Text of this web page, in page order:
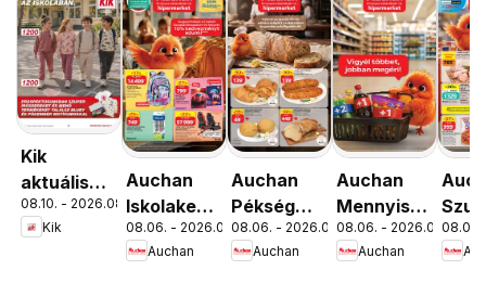
Kik
aktuális
akciós
újság
08.10. - 2026.08.16.
Kik
Auchan
Iskolakezdés
ajánlatok
08.06. - 2026.08.19.
Auchan
Auchan
Pékség
ajánlataink
08.06. - 2026.08.12.
Auchan
Auchan
Mennyiségi
kedvezmény
ajánlataink
08.06. - 2026.08.19.
Auchan
08.06.